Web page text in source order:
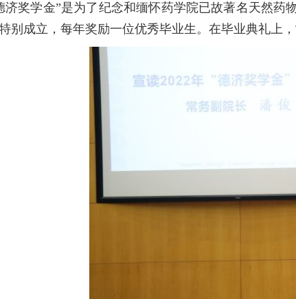
学金”是为了纪念和缅怀药学院已故著名天然药
别成立，每年奖励一位优秀毕业生。在毕业典礼上